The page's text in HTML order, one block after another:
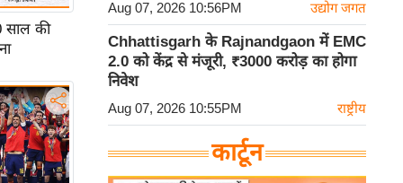
साल की
Aug 07, 2026 10:56PM उद्योग जगत
Chhattisgarh के Rajnandgaon में EMC
2.0 को केंद्र से मंजूरी, ₹3000 करोड़ का होगा
निवेश
Aug 07, 2026 10:55PM राष्ट्रीय
कार्टून